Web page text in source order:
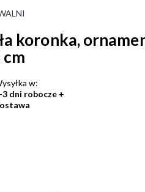
koronka,
cm
w:
3 dni robocze +